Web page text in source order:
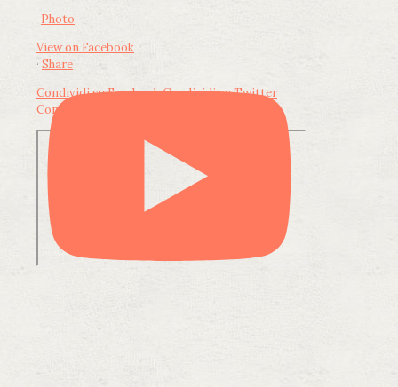
Photo
View on Facebook
· Share
Condividi su FacebookCondividi su Twitter
Condividi su LinkedIn